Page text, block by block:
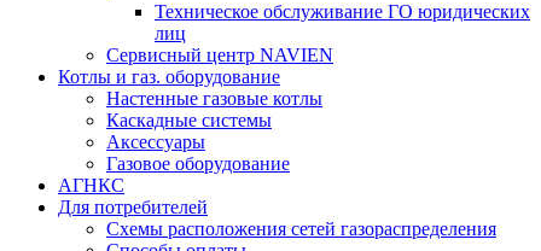
Техническое обслуживание ГО юридических
лиц
Сервисный центр NAVIEN
Котлы и газ. оборудование
Настенные газовые котлы
Каскадные системы
Аксессуары
Газовое оборудование
АГНКС
Для потребителей
Схемы расположения сетей газораспределения